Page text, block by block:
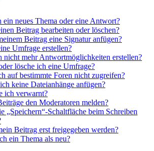
ein neues Thema oder eine Antwort?
Beitrag bearbeiten oder löschen?
Beitrag eine Signatur anfügen?
Umfrage erstellen?
nicht mehr Antwortmöglichkeiten erstellen?
lösche ich eine Umfrage?
auf bestimmte Foren nicht zugreifen?
keine Dateianhänge anfügen?
ich verwarnt?
den Moderatoren melden?
„Speichern“-Schaltfläche beim Schreiben
Beitrag erst freigegeben werden?
ein Thema als neu?